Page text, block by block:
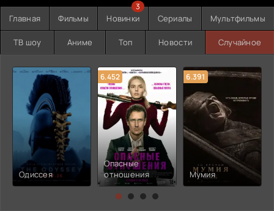
Главная Фильмы Новинки
3
Сериалы Мультфильмы
ТВ шоу Аниме Топ Новости Случайное
Одиссея
6.452
Опасные
отношения
6.391
Мумия